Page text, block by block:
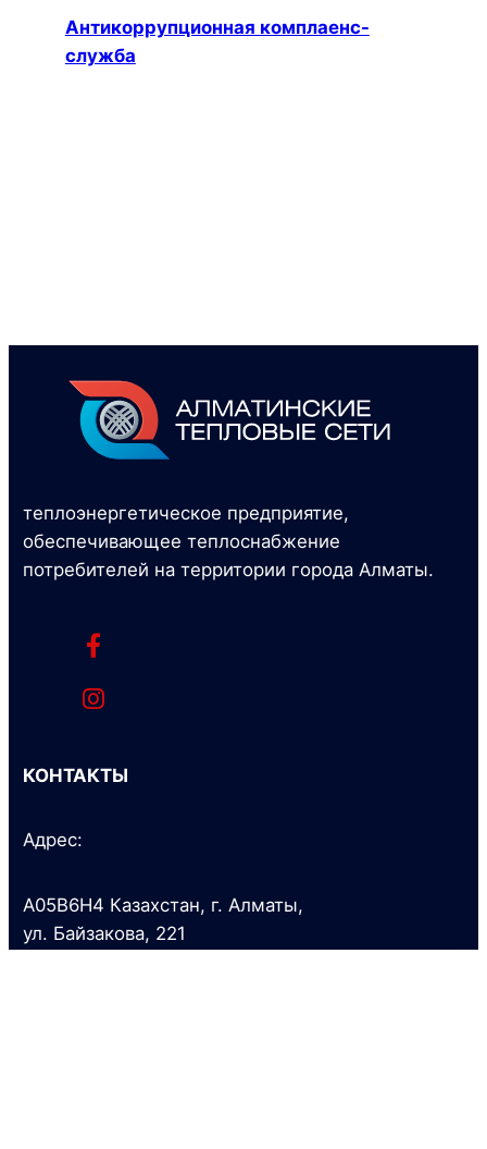
Антикоррупционная комплаенс-
служба
теплоэнергетическое предприятие,
обеспечивающее теплоснабжение
потребителей на территории города Алматы.
КОНТАКТЫ
Адрес:
A05B6H4 Казахстан, г. Алматы,
ул. Байзакова, 221